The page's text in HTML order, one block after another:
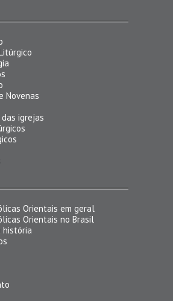
Novenas
igrejas
Orientais em geral
Orientais no Brasil
história